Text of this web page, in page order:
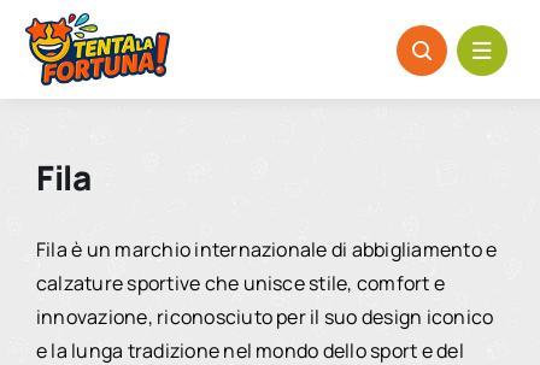
Salta
contenuto
Fila
Fila è un marchio internazionale di abbigliamento e
calzature sportive che unisce stile, comfort e
innovazione, riconosciuto per il suo design iconico
e la lunga tradizione nel mondo dello sport e del